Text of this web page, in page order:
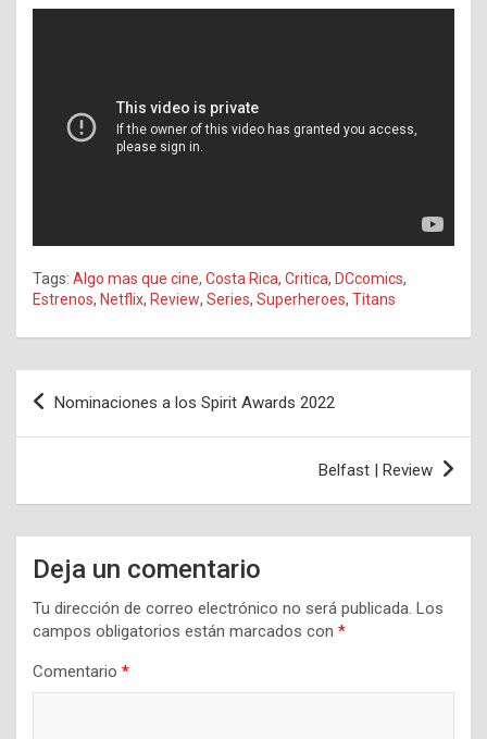
Tags: Algo mas que cine, Costa Rica, Critica, DCcomics,
Estrenos, Netflix, Review, Series, Superheroes, Titans
Navegación
de
Nominaciones a los Spirit Awards 2022
Belfast | Review
Deja un comentario
Tu dirección de correo electrónico no será publicada. Los
campos obligatorios están marcados con *
Comentario *